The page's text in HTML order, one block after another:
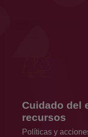
Cuidado del
recursos
Políticas y